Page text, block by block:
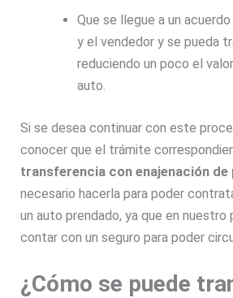
Que se llegue a un
y el vendedor y se pueda
reduciendo un poco el
auto.
Si se desea continuar con este
conocer que el trámite
transferencia con enajenación de
necesario hacerla para poder
un auto prendado, ya que en
contar con un seguro para poder
¿Cómo se puede